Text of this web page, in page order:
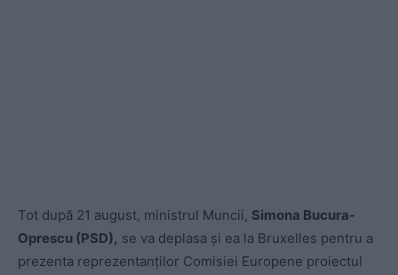
Tot după 21 august, ministrul Muncii, Simona Bucura-
Oprescu (PSD), se va deplasa şi ea la Bruxelles pentru a
prezenta reprezentanţilor Comisiei Europene proiectul